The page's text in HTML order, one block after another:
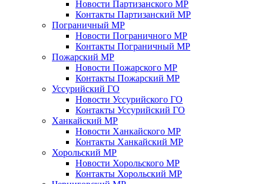
Новости Партизанского МР
Контакты Партизанский МР
Пограничный МР
Новости Пограничного МР
Контакты Пограничный МР
Пожарский МР
Новости Пожарского МР
Контакты Пожарский МР
Уссурийский ГО
Новости Уссурийского ГО
Контакты Уссурийский ГО
Ханкайский МР
Новости Ханкайского МР
Контакты Ханкайский МР
Хорольский МР
Новости Хорольского МР
Контакты Хорольский МР